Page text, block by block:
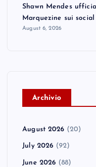
Shawn Mendes
Marquezine sui social
August 6, 2026
Archivio
August 2026 (20)
July 2026 (92)
June 2026 (88)